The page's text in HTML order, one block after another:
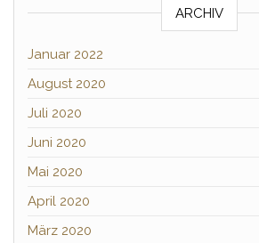
ARCHIV
Januar 2022
August 2020
Juli 2020
Juni 2020
Mai 2020
April 2020
März 2020